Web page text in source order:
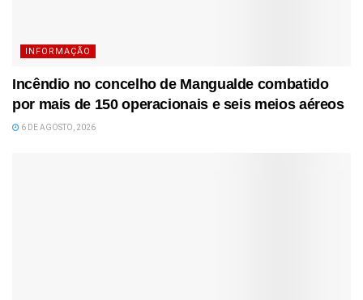
INFORMAÇÃO
Incêndio no concelho de Mangualde combatido
por mais de 150 operacionais e seis meios aéreos
6 DE AGOSTO, 2026